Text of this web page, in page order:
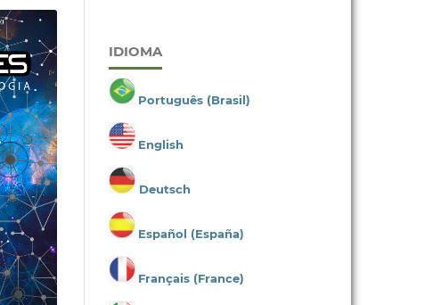
IDIOMA
Português (Brasil)
English
Deutsch
Español (España)
Français (France)